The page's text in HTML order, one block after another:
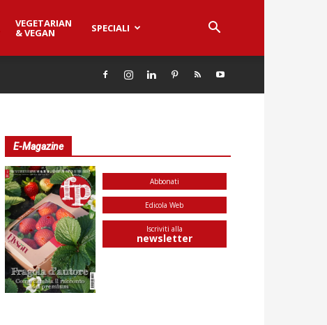
VEGETARIAN
& VEGAN SPECIALI
E-Magazine
Abbonati
Edicola Web
Iscriviti alla
newsletter